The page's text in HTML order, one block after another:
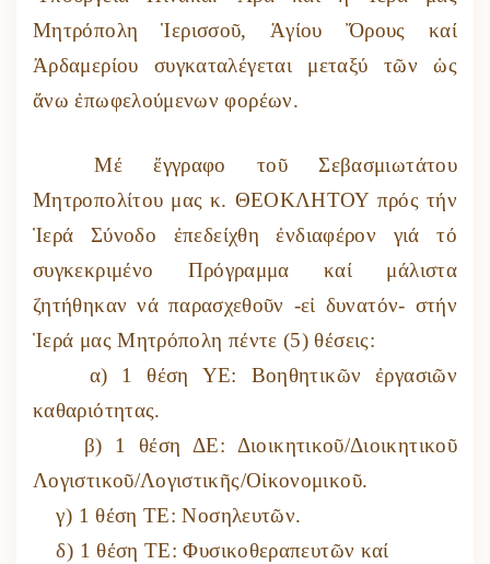
Μητρόπολη Ἱερισσοῦ, Ἁγίου Ὄρους καί
Ἀρδαμερίου συγκαταλέγεται μεταξύ τῶν ὡς
ἄνω ἐπωφελούμενων φορέων.
Μέ ἔγγραφο τοῦ Σεβασμιωτάτου
Μητροπολίτου μας κ. ΘΕΟΚΛΗΤΟΥ πρός τήν
Ἱερά Σύνοδο ἐπεδείχθη ἐνδιαφέρον γιά τό
συγκεκριμένο Πρόγραμμα καί μάλιστα
ζητήθηκαν νά παρασχεθοῦν -εἰ δυνατόν- στήν
Ἱερά μας Μητρόπολη πέντε (5) θέσεις:
α) 1 θέση ΥΕ: Βοηθητικῶν ἐργασιῶν
καθαριότητας.
β) 1 θέση ΔΕ: Διοικητικοῦ/Διοικητικοῦ
Λογιστικοῦ/Λογιστικῆς/Οἰκονομικοῦ.
γ) 1 θέση ΤΕ: Νοσηλευτῶν.
δ) 1 θέση ΤΕ: Φυσικοθεραπευτῶν καί